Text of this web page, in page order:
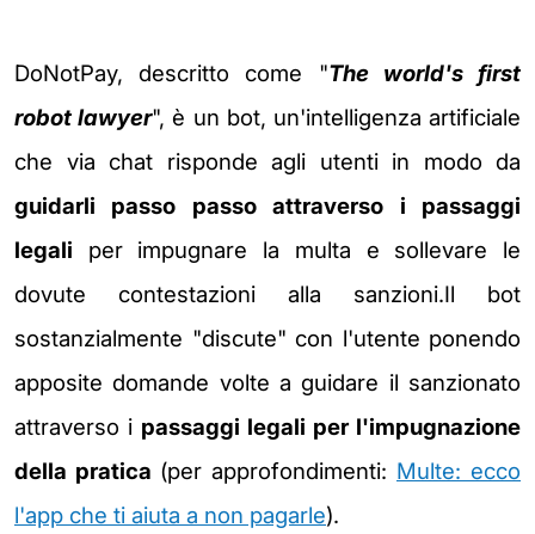
DoNotPay, descritto come "The world's first
robot lawyer", è un bot, un'intelligenza artificiale
che via chat risponde agli utenti in modo da
guidarli passo passo attraverso i passaggi
legali per impugnare la multa e sollevare le
dovute contestazioni alla sanzioni.Il bot
sostanzialmente "discute" con l'utente ponendo
apposite domande volte a guidare il sanzionato
attraverso i passaggi legali per l'impugnazione
della pratica (per approfondimenti: Multe: ecco
l'app che ti aiuta a non pagarle).